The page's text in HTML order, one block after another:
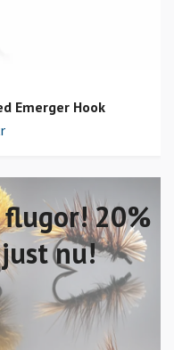
flugor! 20%
nu!
Emerger Hook